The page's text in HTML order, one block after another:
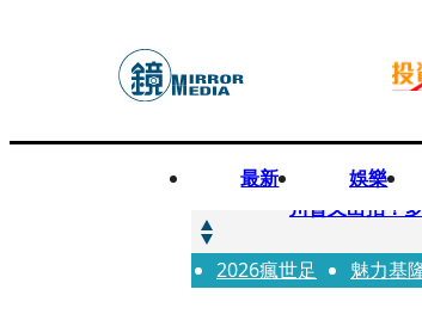
最新 娛樂
快訊
川普又出招！
快訊
超速肇事停工
2026瘋世足 魅力基